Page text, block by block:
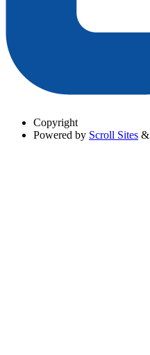
Copyright
Powered by Scroll Sites &